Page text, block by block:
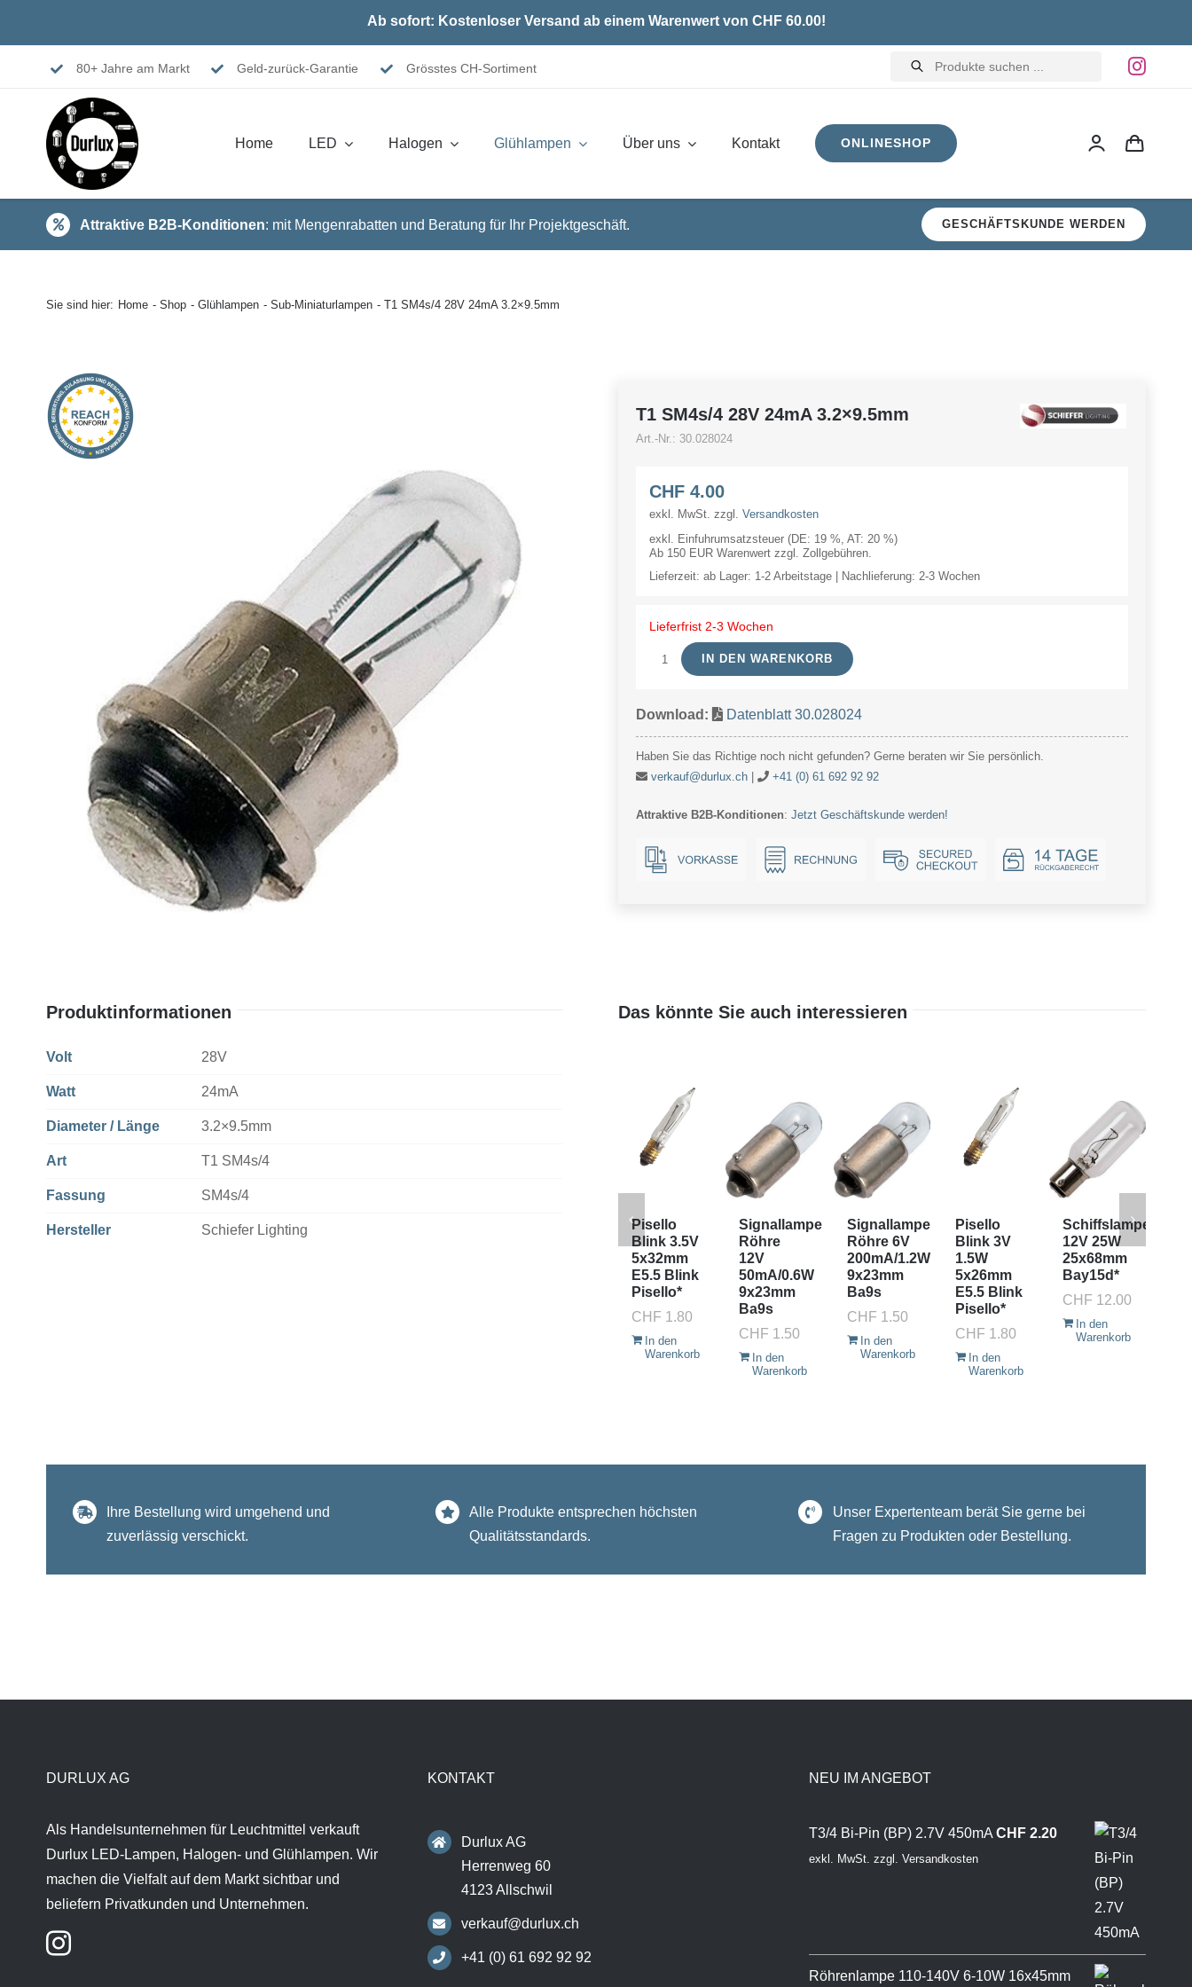
Ab sofort: Kostenloser Versand ab einem Warenwert von CHF 60.00!
80+ Jahre am Markt Geld-zurück-Garantie Grösstes CH-Sortiment
Products
search
Home LED Halogen Glühlampen Über uns Kontakt ONLINESHOP
Attraktive B2B-Konditionen: mit Mengenrabatten und Beratung für Ihr Projektgeschäft. GESCHÄFTSKUNDE WERDEN
Sie sind hier: Home Shop Glühlampen Sub-Miniaturlampen T1 SM4s/4 28V 24mA 3.2×9.5mm
T1 SM4s/4 28V 24mA 3.2×9.5mm
Art.-Nr.: 30.028024
CHF4.00
exkl. MwSt. zzgl. Versandkosten
exkl. Einfuhrumsatzsteuer (DE: 19 %, AT: 20 %)
Ab 150 EUR Warenwert zzgl. Zollgebühren.
Lieferzeit: ab Lager: 1-2 Arbeitstage | Nachlieferung: 2-3 Wochen
Lieferfrist 2-3 Wochen
28V
3.2x9.5mm
IN DEN WARENKORB
Download: Datenblatt 30.028024
Haben Sie das Richtige noch nicht gefunden? Gerne beraten wir Sie persönlich.
verkauf@durlux.ch| +41 (0) 61 692 92 92
Attraktive B2B-Konditionen: Jetzt Geschäftskunde werden!
Produktinformationen
Volt 28V
Watt 24mA
Diameter / Länge 3.2×9.5mm
Art T1 SM4s/4
Fassung SM4s/4
Hersteller Schiefer Lighting
Das könnte Sie auch interessieren
Pisello
Blink 3.5V
5x32mm
E5.5 Blink
Pisello*
CHF 1.80
In den
Warenkorb
Signallampe
Röhre
12V
50mA/0.6W
9x23mm
Ba9s
CHF 1.50
In den
Warenkorb
Signallampe
Röhre 6V
200mA/1.2W
9x23mm
Ba9s
CHF 1.50
In den
Warenkorb
Pisello
Blink 3V
1.5W
5x26mm
E5.5 Blink
Pisello*
CHF 1.80
In den
Warenkorb
Schiffslampe
12V 25W
25x68mm
Bay15d*
CHF 12.00
In den
Warenkorb
Ihre Bestellung wird umgehend und
zuverlässig verschickt.
Alle Produkte entsprechen höchsten
Qualitätsstandards.
Unser Expertenteam berät Sie gerne bei
Fragen zu Produkten oder Bestellung.
DURLUX AG
Als Handelsunternehmen für Leuchtmittel verkauft
Durlux LED-Lampen, Halogen- und Glühlampen. Wir
machen die Vielfalt auf dem Markt sichtbar und
beliefern Privatkunden und Unternehmen.
KONTAKT
Durlux AG
Herrenweg 60
4123 Allschwil
verkauf@durlux.ch
+41 (0) 61 692 92 92
NEU IM ANGEBOT
T3/4 Bi-Pin (BP) 2.7V 450mA CHF2.20
exkl. MwSt. zzgl. Versandkosten
Röhrenlampe 110-140V 6-10W 16x45mm